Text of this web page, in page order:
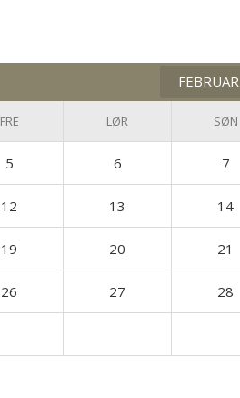
FEBRUAR
FRE LØR SØN
5 6 7
12 13 14
19 20 21
26 27 28